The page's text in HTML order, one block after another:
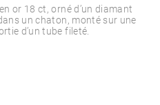
or 18 ct, orné d’un diamant
un chaton, monté sur une
d’un tube fileté.